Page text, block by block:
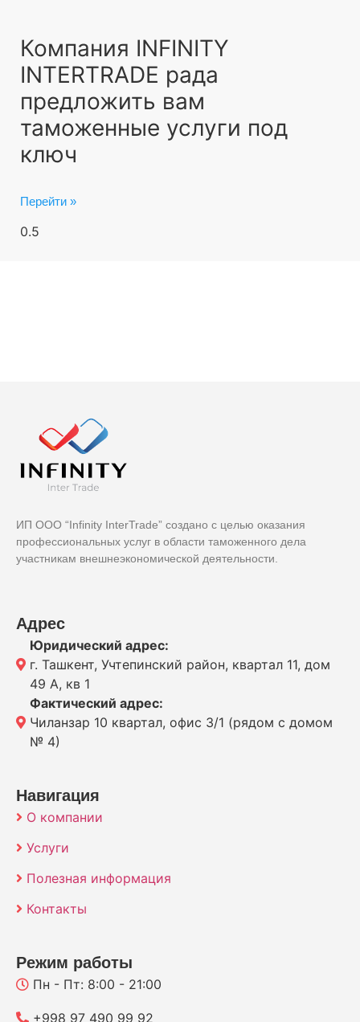
Компания INFINITY
INTERTRADE рада
предложить вам
таможенные услуги под
ключ
Перейти »
ИП ООО “Infinity InterTrade” создано с целью оказания
профессиональных услуг в области таможенного дела
участникам внешнеэкономической деятельности.
Адрес
Юридический адрес:
г. Ташкент, Учтепинский район, квартал 11, дом
49 А, кв 1
Фактический адрес:
Чиланзар 10 квартал, офис 3/1 (рядом с домом
№ 4)
Навигация
О компании
Услуги
Полезная информация
Контакты
Режим работы
Пн - Пт: 8:00 - 21:00
+998 97 490 99 92